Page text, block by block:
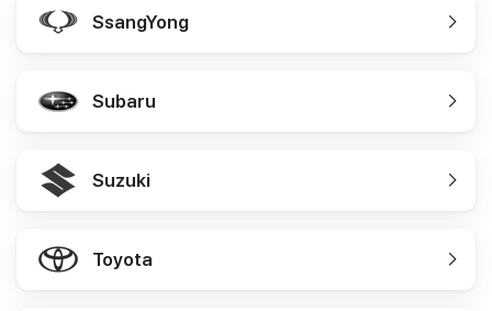
SsangYong
Subaru
Suzuki
Toyota